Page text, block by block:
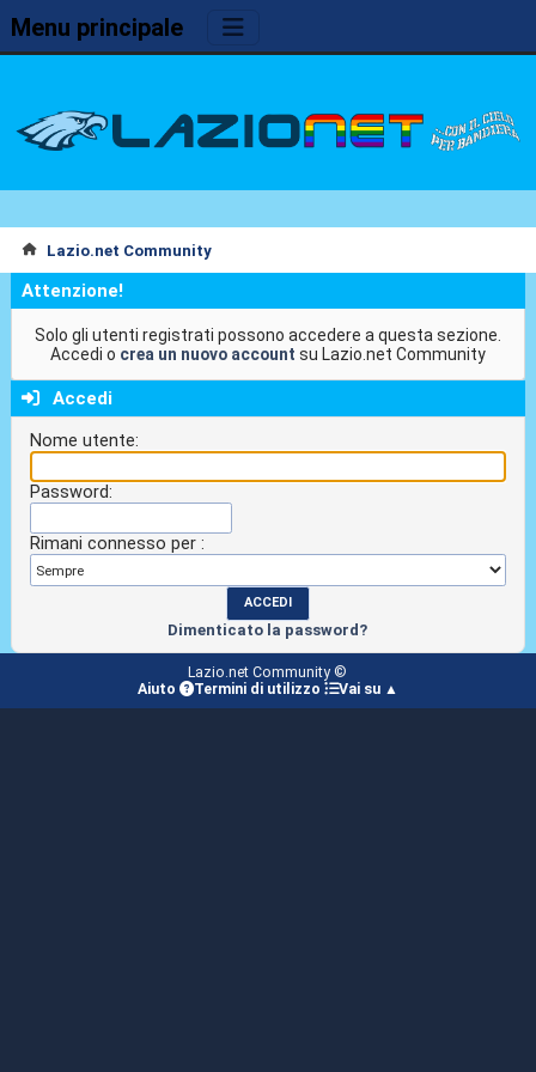
Menu principale
Lazio.net Community
Attenzione!
Solo gli utenti registrati possono accedere a questa sezione.
Accedi o crea un nuovo account su Lazio.net Community
Accedi
Nome utente:
Password:
Rimani connesso per :
Dimenticato la password?
Lazio.net Community ©
Aiuto
Termini di utilizzo Vai su ▲